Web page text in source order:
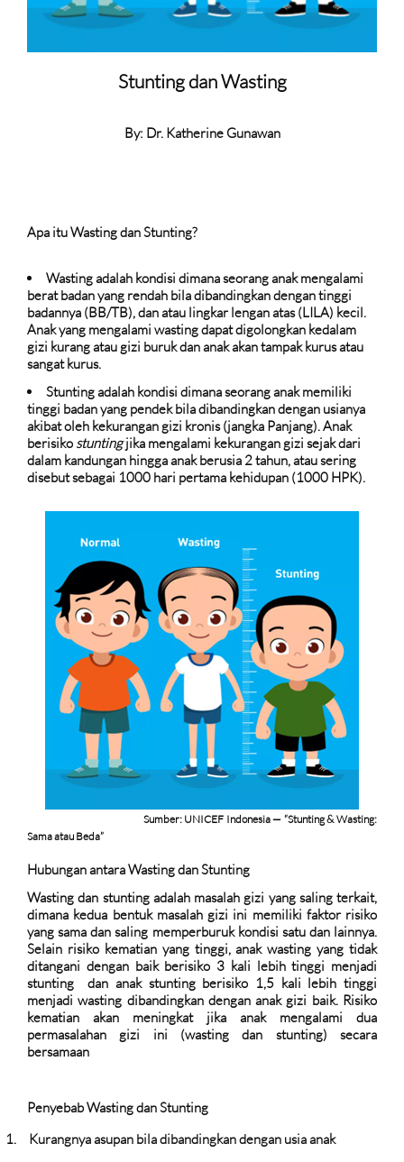
Stunting dan Wasting
By: Dr. Katherine Gunawan
Apa itu Wasting dan Stunting?
Wasting adalah kondisi dimana seorang anak mengalami
berat badan yang rendah bila dibandingkan dengan tinggi
badannya (BB/TB), dan atau lingkar lengan atas (LILA) kecil.
Anak yang mengalami wasting dapat digolongkan kedalam
gizi kurang atau gizi buruk dan anak akan tampak kurus atau
sangat kurus.
Stunting adalah kondisi dimana seorang anak memiliki
tinggi badan yang pendek bila dibandingkan dengan usianya
akibat oleh kekurangan gizi kronis (jangka Panjang). Anak
berisiko stuntingjika mengalami kekurangan gizi sejak dari
dalam kandungan hingga anak berusia 2 tahun, atau sering
disebut sebagai 1000 hari pertama kehidupan (1000 HPK).
Sumber: UNICEF Indonesia — “Stunting & Wasting:
Sama atau Beda”
Hubungan antara Wasting dan Stunting
Wasting dan stunting adalah masalah gizi yang saling terkait,
dimana kedua bentuk masalah gizi ini memiliki faktor risiko
yang sama dan saling memperburuk kondisi satu dan lainnya.
Selain risiko kematian yang tinggi, anak wasting yang tidak
ditangani dengan baik berisiko 3 kali lebih tinggi menjadi
stunting
dan anak stunting berisiko 1,5 kali lebih tinggi
menjadi wasting dibandingkan dengan anak gizi baik. Risiko
kematian akan meningkat jika anak mengalami dua
permasalahan gizi ini (wasting dan stunting) secara
bersamaan
Penyebab Wasting dan Stunting
1.
Kurangnya asupan bila dibandingkan dengan usia anak